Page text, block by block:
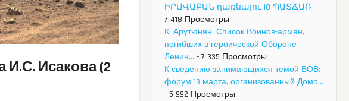
И.С. Исакова (2
ԻՐԱՎԱԲԱՆ դառնալու 10 ՊԱՏՃԱՌ -
7 418 Просмотры
К. Арутюнян. Список Воинов-армян,
погибших в героической Обороне
Ленин... - 7 335 Просмотры
К сведению занимающихся темой ВОВ:
форум 13 марта, организованный Домо...
- 5 992 Просмотры